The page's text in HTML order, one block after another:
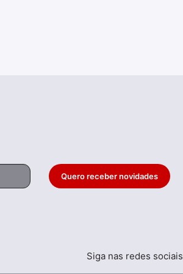
Quero receber novidades
Siga nas redes sociais